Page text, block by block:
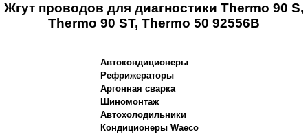
Жгут проводов для диагностики Thermo 90 S,
Thermo 90 ST, Thermo 50 92556B
Автокондиционеры
Рефрижераторы
Аргонная сварка
Шиномонтаж
Автохолодильники
Кондиционеры Waeco